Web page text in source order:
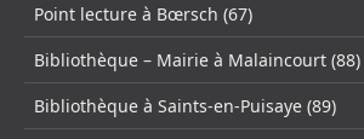
Point lecture à Bœrsch (67)
Bibliothèque – Mairie à Malaincourt (88)
Bibliothèque à Saints-en-Puisaye (89)